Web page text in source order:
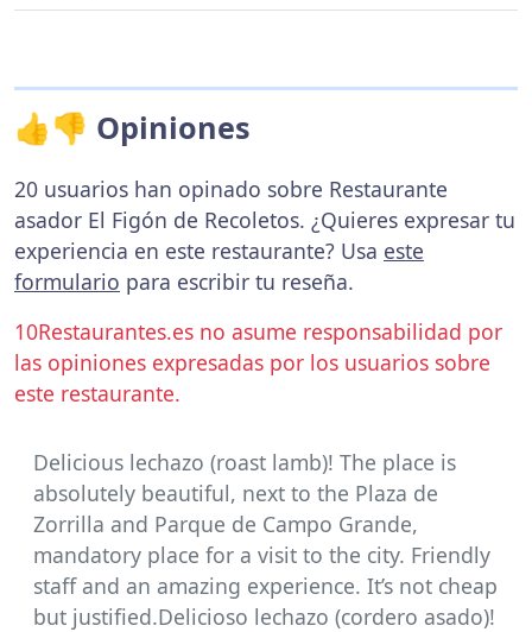
👍👎 Opiniones
20 usuarios han opinado sobre Restaurante
asador El Figón de Recoletos. ¿Quieres expresar tu
experiencia en este restaurante? Usa este
formulario para escribir tu reseña.
10Restaurantes.es no asume responsabilidad por
las opiniones expresadas por los usuarios sobre
este restaurante.
Delicious lechazo (roast lamb)! The place is
absolutely beautiful, next to the Plaza de
Zorrilla and Parque de Campo Grande,
mandatory place for a visit to the city. Friendly
staff and an amazing experience. It’s not cheap
but justified.Delicioso lechazo (cordero asado)!